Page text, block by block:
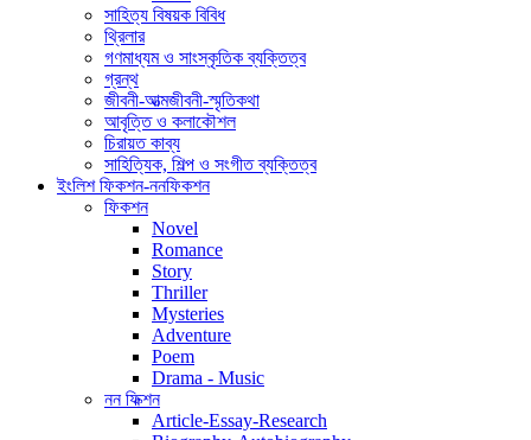
সাহিত্য বিষয়ক বিবিধ
থ্রিলার
গণমাধ্যম ও সাংস্কৃতিক ব্যক্তিত্ব
গ্রন্থ
জীবনী-আত্মজীবনী-স্মৃতিকথা
আবৃত্তি ও কলাকৌশল
চিরায়ত কাব্য
সাহিত্যিক, শিল্প ও সংগীত ব্যক্তিত্ব
ইংলিশ ফিকশন-ননফিকশন
ফিকশন
Novel
Romance
Story
Thriller
Mysteries
Adventure
Poem
Drama - Music
নন ফিক্শন
Article-Essay-Research